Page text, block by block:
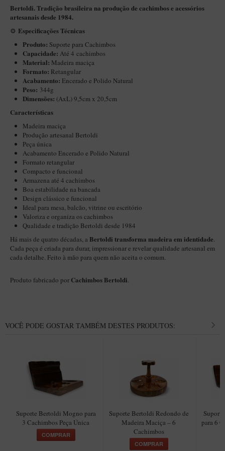
Petrus
Piccolo
Premium
Sextavado
Zuccardi
Callia
Hobby
Speciale
BB Liso e Rústico
Elite Longo
Barolo
CACHIMBOS ARTESANAIS DE BRIAR ITALIANO
Maestro – Briar Italiano
Churchwarden – Briar Italiano
Maestro Compacto – Briar Italiano
Suportes
Filtros
Bertoldi. Tradição brasileira na produção de cachimbos e acessórios
artesanais desde 1984.
⚙️ Especificações Técnicas
Produto: Suporte para Cachimbos
Capacidade: Até 4 cachimbos
Material: Madeira maciça
Formato: Retangular
Acabamento: Encerado e Polido Natural
Peso: 344g
Dimensões: (AxL) 9,5cm x 20,5cm
Características
Madeira maciça
Produção artesanal Bertoldi
Peça única
Acabamento Encerado e Polido Natural
Formato retangular
Compacto e funcional
Armazena até 4 cachimbos
Boa estabilidade na bancada
Design clássico e funcional
Ideal para mesa, balcão, vitrine ou escritório
Valoriza e organiza os cachimbos
Qualidade e tradição Bertoldi desde 1984
Há mais de quatro décadas, a Bertoldi transforma madeira em identidade.
Cada peça é criada para durar, impressionar e revelar qualidade artesanal em
cada detalhe. Feito à mão para quem não aceita o comum.
Produto fabricado por Cachimbos Bertoldi.
VOCÊ PODE GOSTAR TAMBÉM DESTES PRODUTOS:
Suporte Bertoldi Mogno para
3 Cachimbos Peça Única
COMPRAR
Suporte Bertoldi Redondo de
Madeira Maciça – 6
Cachimbos
COMPRAR
para 6